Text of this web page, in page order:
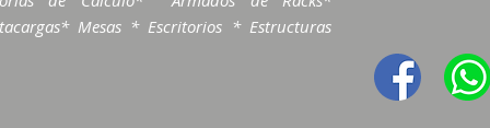
Mesas * Escritorios * Estructuras